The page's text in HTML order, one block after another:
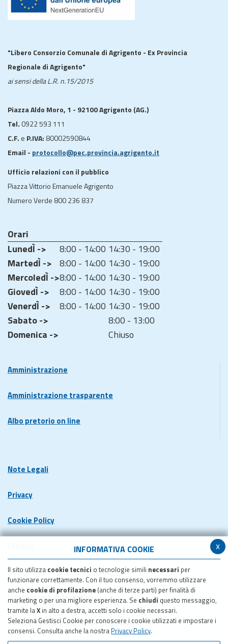
x
INFORMATIVA COOKIE
Il sito utilizza cookie tecnici o tecnologie simili necessari per
funzionare correttamente. Con il tuo consenso, vorremmo utilizzare
anche cookie di profilazione (anche di terze parti) per finalità di
marketing o per una migliore esperienza. Se chiudi questo messaggio,
tramite laX in alto a destra, accetti solo i cookie necessari.
Seleziona Gestisci Cookie per conoscere i cookie utilizzati e impostare i
consensi. Consulta anche la nostra Privacy Policy.
"Libero Consorzio Comunale di Agrigento - Ex Provincia
Regionale di Agrigento"
ai sensi della L.R. n.15/2015
Piazza Aldo Moro, 1 - 92100 Agrigento (AG.)
Tel. 0922 593 111
C.F. e P.IVA: 80002590844
Email - protocollo@pec.provincia.agrigento.it
Ufficio relazioni con il pubblico
Piazza Vittorio Emanuele Agrigento
Numero Verde 800 236 837
Orari
LunedÌ ->
8:00 - 14:00 14:30 - 19:00
MartedÌ -> 8:00 - 14:00 14:30 - 19:00
MercoledÌ ->8:00 - 14:00 14:30 - 19:00
GiovedÌ ->
8:00 - 14:00 14:30 - 19:00
VenerdÌ ->
8:00 - 14:00 14:30 - 19:00
Sabato ->
8:00 - 13:00
Domenica ->
Chiuso
Amministrazione
Amministrazione trasparente
Albo pretorio on line
Note Legali
Privacy
Cookie Policy
Dichiarazione di accessibilita'
Meccanismo di feedback
Pubblicazione obiettivi di accessibilita'